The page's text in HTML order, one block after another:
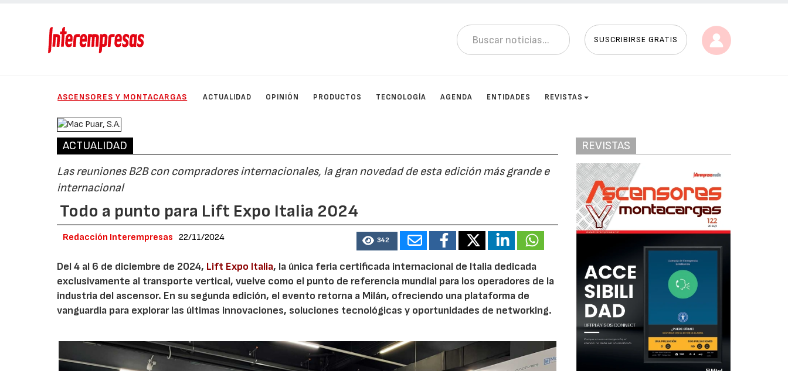
SUSCRIBIRSE GRATIS
ASCENSORES Y MONTACARGAS ACTUALIDAD OPINIÓN PRODUCTOS TECNOLOGÍA AGENDA ENTIDADES REVISTAS
ACTUALIDAD
Las reuniones B2B con compradores internacionales, la gran novedad de esta edición más grande e
internacional
Todo a punto para Lift Expo Italia 2024
Redacción Interempresas 22/11/2024 342
Del 4 al 6 de diciembre de 2024, Lift Expo Italia, la única feria certificada internacional de Italia dedicada
exclusivamente al transporte vertical, vuelve como el punto de referencia mundial para los operadores de la
industria del ascensor. En su segunda edición, el evento retorna a Milán, ofreciendo una plataforma de
vanguardia para explorar las últimas innovaciones, soluciones tecnológicas y oportunidades de networking.
REVISTAS